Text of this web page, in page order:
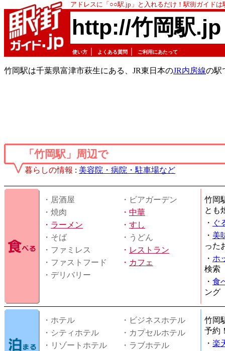
アドレスに「○○駅.jp」と入れるだけ！駅街ガイド
http://竹岡駅.jp
使い方 よくある質問 ご利用にあたって
竹岡駅は千葉県富津市萩生にある、JR東日本のJR内房線の駅
「竹岡駅」周辺で
暮らしの情報 : 美容院・病院・駐車場など
・居酒屋
・ビアガーデン
・焼肉
・ 中華
・ ラーメン ・ すし
・そば
・うどん
・ファミレス
・ レストラン
・ファストフード
・ カフェ
・デリバリー
竹岡
とも
・ ぐ
・ 美
った
・ ホ
検索
・ 食
ング
・ホテル
・ビジネスホテル
・シティホテル
・カプセルホテル
・リゾートホテル
・ラブホテル
竹岡
予約
・ 楽